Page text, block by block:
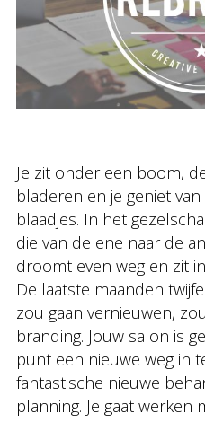
Je zit onder een boom,
bladeren en je geniet
blaadjes. In het
die van de ene naar de
droomt even weg en zit
De laatste maanden
zou gaan vernieuwen,
branding. Jouw salon is
punt een nieuwe weg in
fantastische nieuwe
planning. Je gaat